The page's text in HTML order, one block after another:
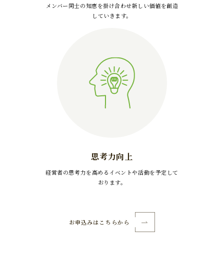
メンバー同士の知恵を掛け合わせ新しい価値を創造
していきます。
思考力向上
経営者の思考力を高めるイベントや活動を予定して
おります。
お申込みはこちらから